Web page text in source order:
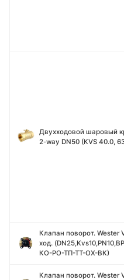
Двухходовой шаровый
2-way DN50 (KVS 40.0,
Клапан поворот. Wester
ход.
КО-РО-ТП-ТТ-ОХ-ВК)
Клапан поворот. Wester